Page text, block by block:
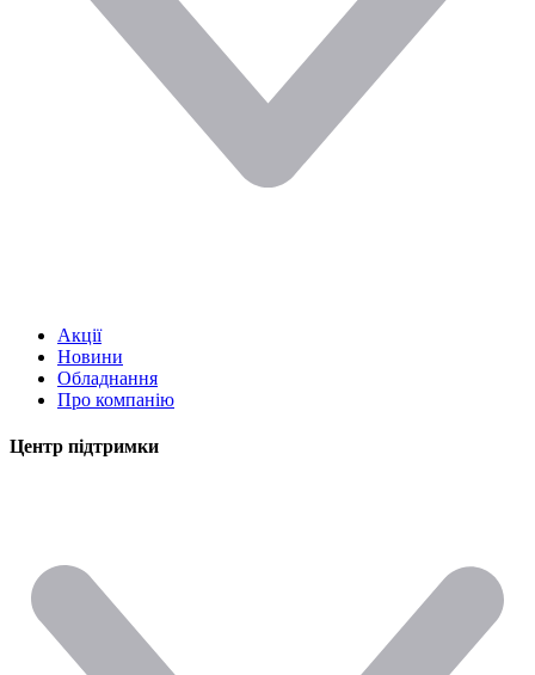
Акції
Новини
Обладнання
Про компанію
Центр підтримки